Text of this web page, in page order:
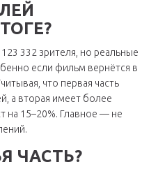
332 зрителя, но реальные
если фильм вернётся в
что первая часть
а вторая имеет более
на 15–20%. Главное — не
ЧАСТЬ?